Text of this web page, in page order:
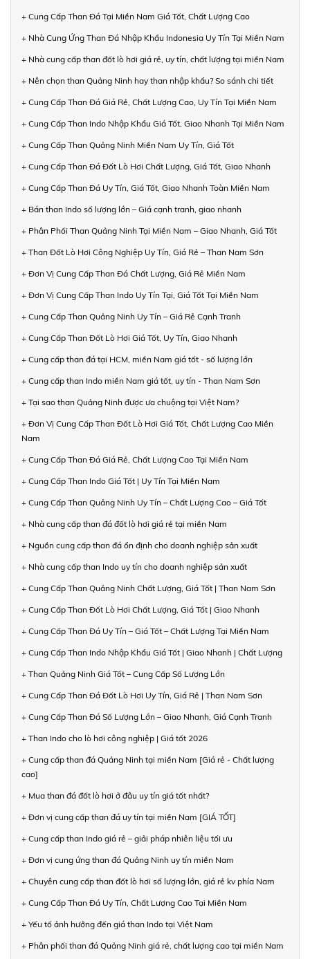
+ Cung Cấp Than Đá Tại Miền Nam Giá Tốt, Chất Lượng Cao
+ Nhà Cung Ứng Than Đá Nhập Khẩu Indonesia Uy Tín Tại Miền Nam
+ Nhà cung cấp than đốt lò hơi giá rẻ, uy tín, chất lượng tại miền Nam
+ Nên chọn than Quảng Ninh hay than nhập khẩu? So sánh chi tiết
+ Cung Cấp Than Đá Giá Rẻ, Chất Lượng Cao, Uy Tín Tại Miền Nam
+ Cung Cấp Than Indo Nhập Khẩu Giá Tốt, Giao Nhanh Tại Miền Nam
+ Cung Cấp Than Quảng Ninh Miền Nam Uy Tín, Giá Tốt
+ Cung Cấp Than Đá Đốt Lò Hơi Chất Lượng, Giá Tốt, Giao Nhanh
+ Cung Cấp Than Đá Uy Tín, Giá Tốt, Giao Nhanh Toàn Miền Nam
+ Bán than Indo số lượng lớn – Giá cạnh tranh, giao nhanh
+ Phân Phối Than Quảng Ninh Tại Miền Nam – Giao Nhanh, Giá Tốt
+ Than Đốt Lò Hơi Công Nghiệp Uy Tín, Giá Rẻ – Than Nam Sơn
+ Đơn Vị Cung Cấp Than Đá Chất Lượng, Giá Rẻ Miền Nam
+ Đơn Vị Cung Cấp Than Indo Uy Tín Tại, Giá Tốt Tại Miền Nam
+ Cung Cấp Than Quảng Ninh Uy Tín – Giá Rẻ Cạnh Tranh
+ Cung Cấp Than Đốt Lò Hơi Giá Tốt, Uy Tín, Giao Nhanh
+ Cung cấp than đá tại HCM, miền Nam giá tốt - số lượng lớn
+ Cung cấp than Indo miền Nam giá tốt, uy tín - Than Nam Sơn
+ Tại sao than Quảng Ninh được ưa chuộng tại Việt Nam?
+ Đơn Vị Cung Cấp Than Đốt Lò Hơi Giá Tốt, Chất Lượng Cao Miền
Nam
+ Cung Cấp Than Đá Giá Rẻ, Chất Lượng Cao Tại Miền Nam
+ Cung Cấp Than Indo Giá Tốt | Uy Tín Tại Miền Nam
+ Cung Cấp Than Quảng Ninh Uy Tín – Chất Lượng Cao – Giá Tốt
+ Nhà cung cấp than đá đốt lò hơi giá rẻ tại miền Nam
+ Nguồn cung cấp than đá ổn định cho doanh nghiệp sản xuất
+ Nhà cung cấp than Indo uy tín cho doanh nghiệp sản xuất
+ Cung Cấp Than Quảng Ninh Chất Lượng, Giá Tốt | Than Nam Sơn
+ Cung Cấp Than Đốt Lò Hơi Chất Lượng, Giá Tốt | Giao Nhanh
+ Cung Cấp Than Đá Uy Tín – Giá Tốt – Chất Lượng Tại Miền Nam
+ Cung Cấp Than Indo Nhập Khẩu Giá Tốt | Giao Nhanh | Chất Lượng
+ Than Quảng Ninh Giá Tốt – Cung Cấp Số Lượng Lớn
+ Cung Cấp Than Đá Đốt Lò Hơi Uy Tín, Giá Rẻ | Than Nam Sơn
+ Cung Cấp Than Đá Số Lượng Lớn – Giao Nhanh, Giá Cạnh Tranh
+ Than Indo cho lò hơi công nghiệp | Giá tốt 2026
+ Cung cấp than đá Quảng Ninh tại miền Nam [Giá rẻ - Chất lượng
cao]
+ Mua than đá đốt lò hơi ở đâu uy tín giá tốt nhất?
+ Đơn vị cung cấp than đá uy tín tại miền Nam [GIÁ TỐT]
+ Cung cấp than Indo giá rẻ – giải pháp nhiên liệu tối ưu
+ Đơn vị cung ứng than đá Quảng Ninh uy tín miền Nam
+ Chuyên cung cấp than đốt lò hơi số lượng lớn, giá rẻ kv phía Nam
+ Cung Cấp Than Đá Uy Tín, Chất Lượng Cao Tại Miền Nam
+ Yếu tố ảnh hưởng đến giá than Indo tại Việt Nam
+ Phân phối than đá Quảng Ninh giá rẻ, chất lượng cao tại miền Nam